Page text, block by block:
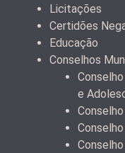
Licitações
Certidões
Educação
Conselhos
e